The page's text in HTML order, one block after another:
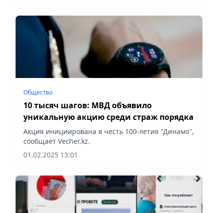
Общество
10 тысяч шагов: МВД объявило
уникальную акцию среди страж порядка
Акция инициирована в честь 100-летия "Динамо",
сообщает Vecher.kz.
01.02.2025 13:01